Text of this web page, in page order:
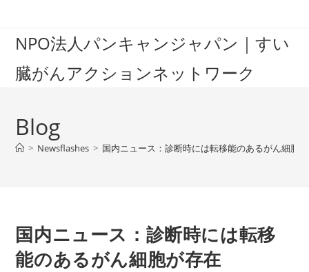
contentNPO法人パンキャンジャパン｜すい
臓がんアクションネットワーク
Blog
> Newsflashes > 国内ニュース：診断時には転移能のあるがん細胞
国内ニュース：診断時には転移
能のあるがん細胞が存在